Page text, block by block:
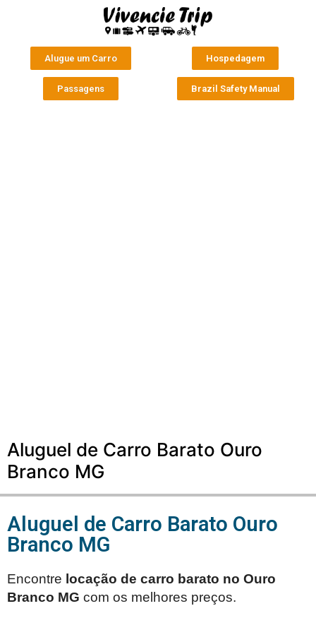
Alugue um Carro Hospedagem
Passagens Brazil Safety Manual
Aluguel de Carro Barato Ouro
Branco MG
Aluguel de Carro Barato Ouro
Branco MG
Encontre locação de carro barato no Ouro
Branco MG com os melhores preços.